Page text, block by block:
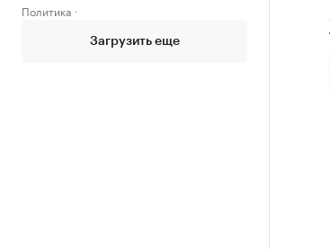
Политика
Загрузить еще